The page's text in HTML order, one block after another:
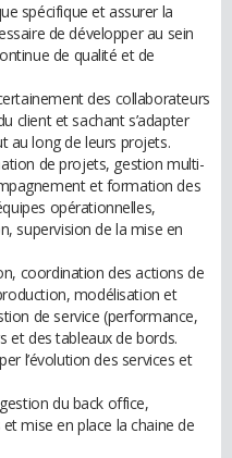
spécifique et assurer la
de développer au sein
de qualité et de
des collaborateurs
client et sachant s’adapter
au long de leurs projets.
de projets, gestion multi-
et formation des
opérationnelles,
supervision de la mise en
coordination des actions de
modélisation et
de service (performance,
et des tableaux de bords.
l’évolution des services et
du back office,
mise en place la chaine de